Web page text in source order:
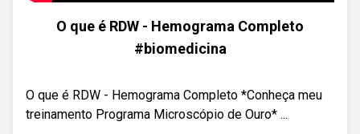
O que é RDW - Hemograma Completo
#biomedicina
O que é RDW - Hemograma Completo *Conheça meu
treinamento Programa Microscópio de Ouro* ...